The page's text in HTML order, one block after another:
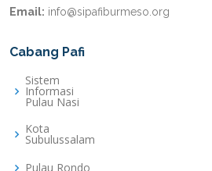
Email: info@sipafiburmeso.org
Cabang Pafi
Sistem
Informasi
Pulau Nasi
Kota
Subulussalam
Pulau Rondo